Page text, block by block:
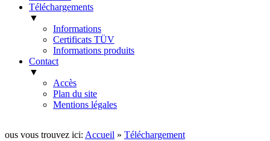
Téléchargements
▼
Informations
Certificats TÜV
Informations produits
Contact
▼
Accès
Plan du site
Mentions légales
ous vous trouvez ici: Accueil » Téléchargement